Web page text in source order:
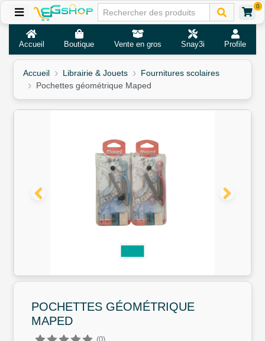
0
Accueil Boutique Vente en gros Snay3i Profile
Accueil Librairie & Jouets
Fournitures scolaires
Pochettes géométrique Maped
POCHETTES GÉOMÉTRIQUE
MAPED